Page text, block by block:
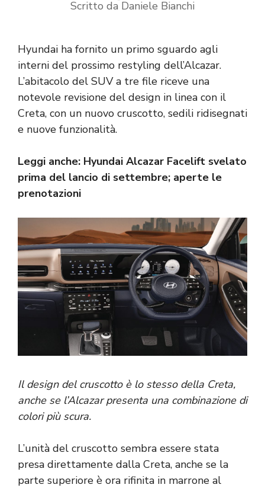
Scritto da Daniele Bianchi
Hyundai ha fornito un primo sguardo agli
interni del prossimo restyling dell’Alcazar.
L’abitacolo del SUV a tre file riceve una
notevole revisione del design in linea con il
Creta, con un nuovo cruscotto, sedili ridisegnati
e nuove funzionalità.
Leggi anche: Hyundai Alcazar Facelift svelato
prima del lancio di settembre; aperte le
prenotazioni
Il design del cruscotto è lo stesso della Creta,
anche se l’Alcazar presenta una combinazione di
colori più scura.
L’unità del cruscotto sembra essere stata
presa direttamente dalla Creta, anche se la
parte superiore è ora rifinita in marrone al